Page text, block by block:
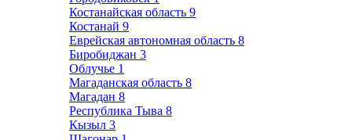
Костанайская область 9
Костанай 9
Еврейская автономная область 8
Биробиджан 3
Облучье 1
Магаданская область 8
Магадан 8
Республика Тыва 8
Кызыл 3